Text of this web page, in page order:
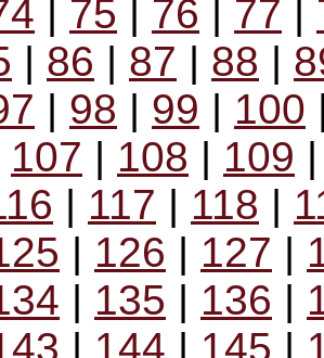
| 75 | 76 | 77 |
| 86 | 87 | 88 |
| 98 | 99 | 100
107 | 108 | 109
| 117 | 118 |
| 126 | 127 |
| 135 | 136 |
| 144 | 145 |